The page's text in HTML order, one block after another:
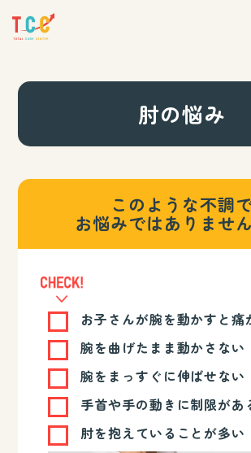
肘の悩み
このような不調
お悩みではありませ
お子さんが腕を動かすと痛
腕を曲げたまま動かさない
腕をまっすぐに伸ばせない
手首や手の動きに制限があ
肘を抱えていることが多い